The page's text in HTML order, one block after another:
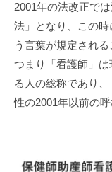
2001年の法改正で
法」となり、この
う⾔葉が規定される
つまり「看護師」
る⼈の総称であり
性の2001年以前の